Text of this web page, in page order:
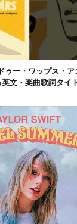
ー・ワップス・ア
文・楽曲歌詞タイ